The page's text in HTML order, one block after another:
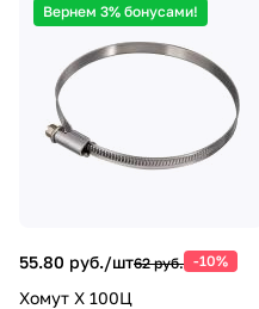
Вернем 3% бонусами!
55.80 руб./шт62 руб. -10%
Хомут Х 100Ц